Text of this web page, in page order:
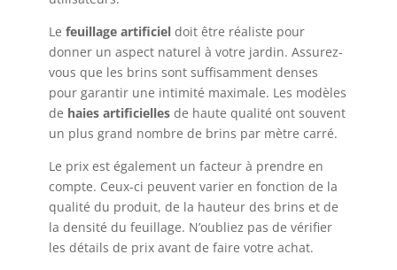
Le feuillage artificieldoit être réaliste pour
donner un aspect naturel à votre jardin. Assurez-
vous que les brins sont suffisamment denses
pour garantir une intimité maximale. Les modèles
de haies artificiellesde haute qualité ont souvent
un plus grand nombre de brins par mètre carré.
Le prix est également un facteur à prendre en
compte. Ceux-ci peuvent varier en fonction de la
qualité du produit, de la hauteur des brins et de
la densité du feuillage. N’oubliez pas de vérifier
les détails de prix avant de faire votre achat.